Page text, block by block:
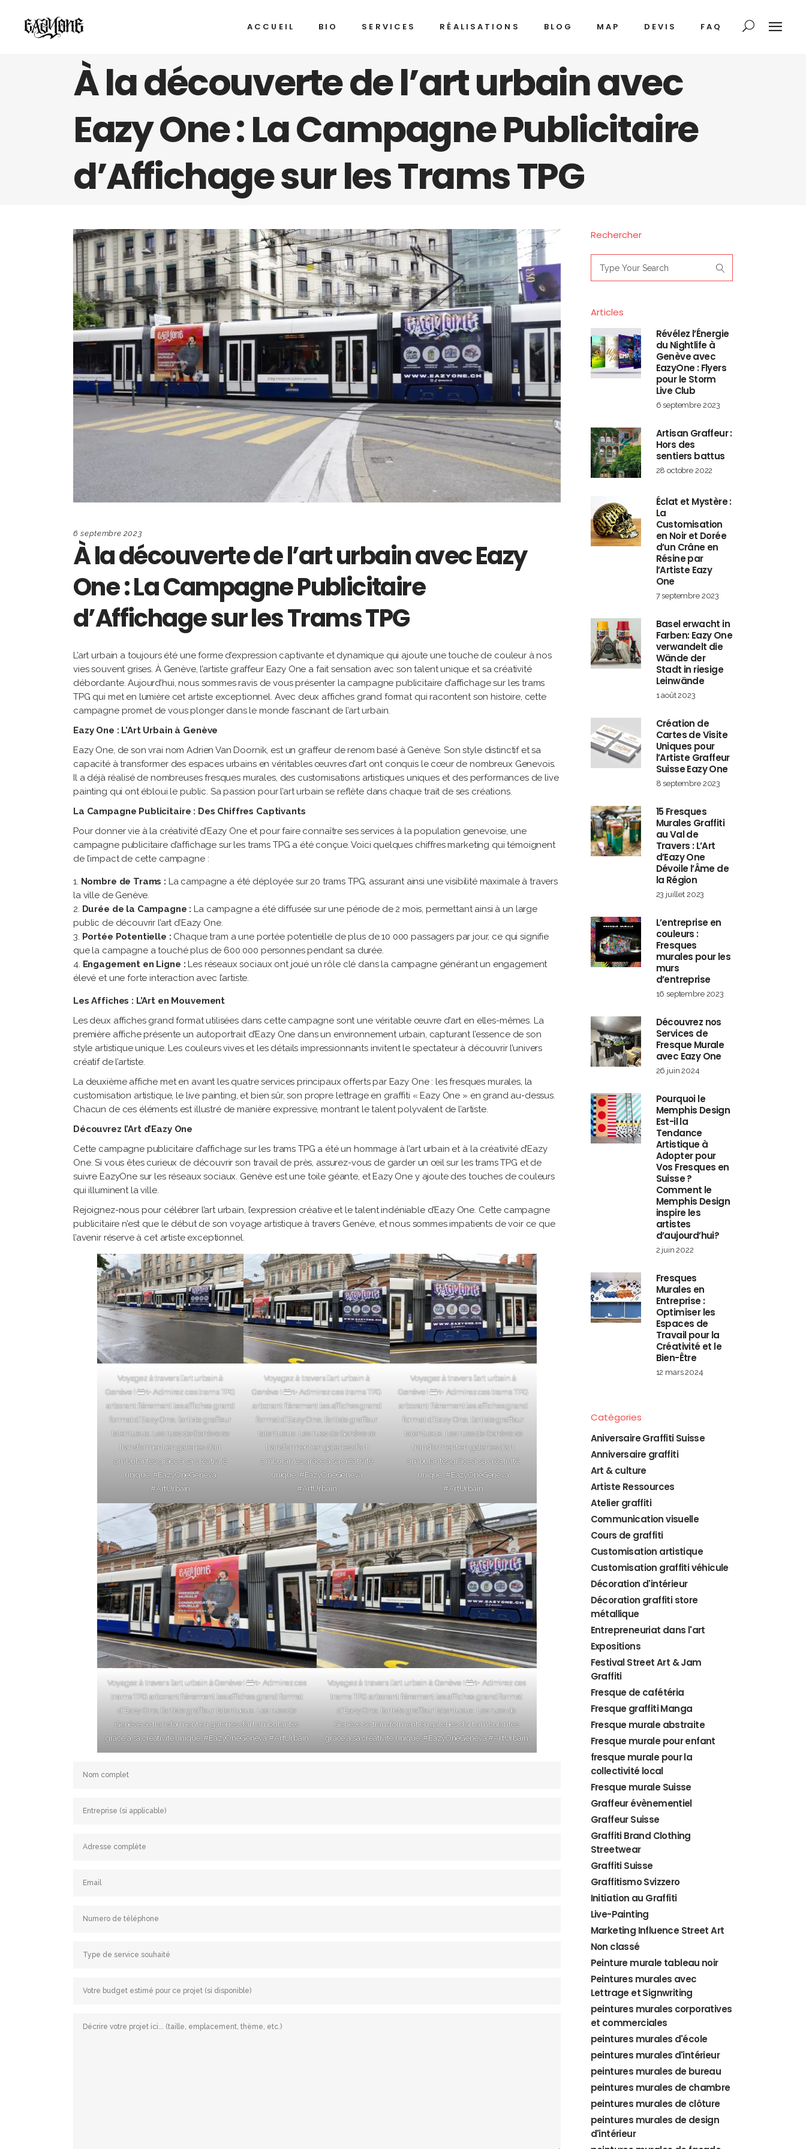
ACCUEIL BIO SERVICES RÉALISATIONS BLOG MAP DEVIS FAQ
À la découverte de l’art urbain avec
Eazy One : La Campagne Publicitaire
d’Affichage sur les Trams TPG
6 septembre 2023
À la découverte de l’art urbain avec Eazy
One : La Campagne Publicitaire
d’Affichage sur les Trams TPG
L’art urbain a toujours été une forme d’expression captivante et dynamique qui ajoute une touche de couleur à nos
vies souvent grises. À Genève, l’artiste graffeur Eazy One a fait sensation avec son talent unique et sa créativité
débordante. Aujourd’hui, nous sommes ravis de vous présenter la campagne publicitaire d’affichage sur les trams
TPG qui met en lumière cet artiste exceptionnel. Avec deux affiches grand format qui racontent son histoire, cette
campagne promet de vous plonger dans le monde fascinant de l’art urbain.
Eazy One : L’Art Urbain à Genève
Eazy One, de son vrai nom Adrien Van Doornik, est un graffeur de renom basé à Genève. Son style distinctif et sa
capacité à transformer des espaces urbains en véritables œuvres d’art ont conquis le cœur de nombreux Genevois.
Il a déjà réalisé de nombreuses fresques murales, des customisations artistiques uniques et des performances de live
painting qui ont ébloui le public. Sa passion pour l’art urbain se reflète dans chaque trait de ses créations.
La Campagne Publicitaire : Des Chiffres Captivants
Pour donner vie à la créativité d’Eazy One et pour faire connaître ses services à la population genevoise, une
campagne publicitaire d’affichage sur les trams TPG a été conçue. Voici quelques chiffres marketing qui témoignent
de l’impact de cette campagne :
Nombre de Trams : La campagne a été déployée sur 20 trams TPG, assurant ainsi une visibilité maximale à travers
la ville de Genève.
Durée de la Campagne : La campagne a été diffusée sur une période de 2 mois, permettant ainsi à un large
public de découvrir l’art d’Eazy One.
Portée Potentielle : Chaque tram a une portée potentielle de plus de 10 000 passagers par jour, ce qui signifie
que la campagne a touché plus de 600 000 personnes pendant sa durée.
Engagement en Ligne : Les réseaux sociaux ont joué un rôle clé dans la campagne générant un engagement
élevé et une forte interaction avec l’artiste.
Les Affiches : L’Art en Mouvement
Les deux affiches grand format utilisées dans cette campagne sont une véritable œuvre d’art en elles-mêmes. La
première affiche présente un autoportrait d’Eazy One dans un environnement urbain, capturant l’essence de son
style artistique unique. Les couleurs vives et les détails impressionnants invitent le spectateur à découvrir l’univers
créatif de l’artiste.
La deuxième affiche met en avant les quatre services principaux offerts par Eazy One : les fresques murales, la
customisation artistique, le live painting, et bien sûr, son propre lettrage en graffiti « Eazy One » en grand au-dessus.
Chacun de ces éléments est illustré de manière expressive, montrant le talent polyvalent de l’artiste.
Découvrez l’Art d’Eazy One
Cette campagne publicitaire d’affichage sur les trams TPG a été un hommage à l’art urbain et à la créativité d’Eazy
One. Si vous êtes curieux de découvrir son travail de près, assurez-vous de garder un œil sur les trams TPG et de
suivre EazyOne sur les réseaux sociaux. Genève est une toile géante, et Eazy One y ajoute des touches de couleurs
qui illuminent la ville.
Rejoignez-nous pour célébrer l’art urbain, l’expression créative et le talent indéniable d’Eazy One. Cette campagne
publicitaire n’est que le début de son voyage artistique à travers Genève, et nous sommes impatients de voir ce que
l’avenir réserve à cet artiste exceptionnel.
Voyagez à travers l’art urbain à
Genève ! 🚋✨ Admirez ces trams TPG
arborant fièrement les affiches grand
format d’Eazy One, l’artiste graffeur
talentueux. Les rues de Genève se
transforment en galeries d’art
ambulantes grâce à sa créativité
unique. #EazyOneGeneva
#ArtUrbain
Voyagez à travers l’art urbain à
Genève ! 🚋✨ Admirez ces trams TPG
arborant fièrement les affiches grand
format d’Eazy One, l’artiste graffeur
talentueux. Les rues de Genève se
transforment en galeries d’art
ambulantes grâce à sa créativité
unique. #EazyOneGeneva
#ArtUrbain
Voyagez à travers l’art urbain à
Genève ! 🚋✨ Admirez ces trams TPG
arborant fièrement les affiches grand
format d’Eazy One, l’artiste graffeur
talentueux. Les rues de Genève se
transforment en galeries d’art
ambulantes grâce à sa créativité
unique. #EazyOneGeneva
#ArtUrbain
Voyagez à travers l’art urbain à Genève ! 🚋✨ Admirez ces
trams TPG arborant fièrement les affiches grand format
d’Eazy One, l’artiste graffeur talentueux. Les rues de
Genève se transforment en galeries d’art ambulantes
grâce à sa créativité unique. #EazyOneGeneva #ArtUrbain
Voyagez à travers l’art urbain à Genève ! 🚋✨ Admirez ces
trams TPG arborant fièrement les affiches grand format
d’Eazy One, l’artiste graffeur talentueux. Les rues de
Genève se transforment en galeries d’art ambulantes
grâce à sa créativité unique. #EazyOneGeneva #ArtUrbain
Rechercher
for:
Articles
Révélez l’Énergie
du Nightlife à
Genève avec
EazyOne : Flyers
pour le Storm
Live Club
6 septembre 2023
Artisan Graffeur :
Hors des
sentiers battus
28 octobre 2022
Éclat et Mystère :
La
Customisation
en Noir et Dorée
d’un Crâne en
Résine par
l’Artiste Eazy
One
7 septembre 2023
Basel erwacht in
Farben: Eazy One
verwandelt die
Wände der
Stadt in riesige
Leinwände
1 août 2023
Création de
Cartes de Visite
Uniques pour
l’Artiste Graffeur
Suisse Eazy One
8 septembre 2023
15 Fresques
Murales Graffiti
au Val de
Travers : L’Art
d’Eazy One
Dévoile l’Âme de
la Région
23 juillet 2023
L’entreprise en
couleurs :
Fresques
murales pour les
murs
d’entreprise
16 septembre 2023
Découvrez nos
Services de
Fresque Murale
avec Eazy One
26 juin 2024
Pourquoi le
Memphis Design
Est-il la
Tendance
Artistique à
Adopter pour
Vos Fresques en
Suisse ?
Comment le
Memphis Design
inspire les
artistes
d’aujourd’hui?
2 juin 2022
Fresques
Murales en
Entreprise :
Optimiser les
Espaces de
Travail pour la
Créativité et le
Bien-Être
12 mars 2024
Catégories
Aniversaire Graffiti Suisse
Anniversaire graffiti
Art & culture
Artiste Ressources
Atelier graffiti
Communication visuelle
Cours de graffiti
Customisation artistique
Customisation graffiti véhicule
Décoration d'intérieur
Décoration graffiti store
métallique
Entrepreneuriat dans l'art
Expositions
Festival Street Art & Jam
Graffiti
Fresque de cafétéria
Fresque graffiti Manga
Fresque murale abstraite
Fresque murale pour enfant
fresque murale pour la
collectivité local
Fresque murale Suisse
Graffeur évènementiel
Graffeur Suisse
Graffiti Brand Clothing
Streetwear
Graffiti Suisse
Graffitismo Svizzero
Initiation au Graffiti
Live-Painting
Marketing Influence Street Art
Non classé
Peinture murale tableau noir
Peintures murales avec
Lettrage et Signwriting
peintures murales corporatives
et commerciales
peintures murales d'école
peintures murales d'intérieur
peintures murales de bureau
peintures murales de chambre
peintures murales de clôture
peintures murales de design
d'intérieur